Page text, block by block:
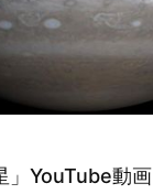
」YouTube動画